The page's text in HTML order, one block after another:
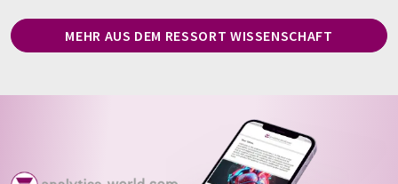
MEHR AUS DEM RESSORT WISSENSCHAFT